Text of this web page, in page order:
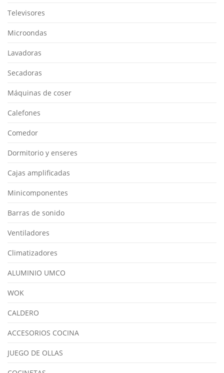
Televisores
Microondas
Lavadoras
Secadoras
Máquinas de coser
Calefones
Comedor
Dormitorio y enseres
Cajas amplificadas
Minicomponentes
Barras de sonido
Ventiladores
Climatizadores
ALUMINIO UMCO
WOK
CALDERO
ACCESORIOS COCINA
JUEGO DE OLLAS